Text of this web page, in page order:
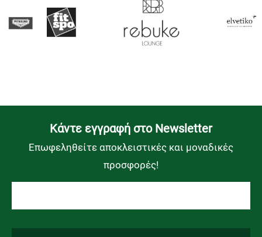
Kάντε εγγραφή στο Newsletter
Επωφεληθείτε αποκλειστικές και μοναδικές
προσφορές!